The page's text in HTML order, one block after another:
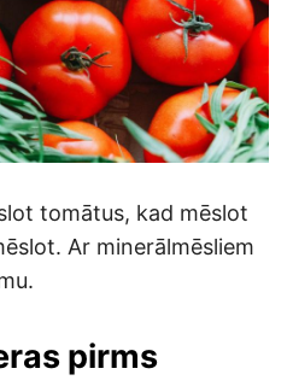
tomātus, kad mēslot
Ar minerālmēsliem
pirms